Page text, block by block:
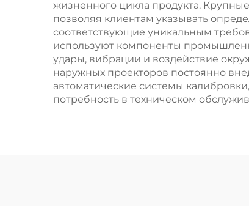
жизненного цикла продукта.
позволяя клиентам указывать
соответствующие уникальным
используют компоненты
удары, вибрации и воздействие
наружных проекторов постоянно
автоматические системы
потребность в техническом